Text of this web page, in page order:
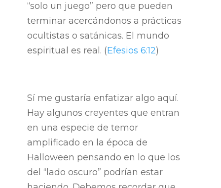
“solo un juego” pero que pueden
terminar acercándonos a prácticas
ocultistas o satánicas. El mundo
espiritual es real. (Efesios 6:12)
Sí me gustaría enfatizar algo aquí.
Hay algunos creyentes que entran
en una especie de temor
amplificado en la época de
Halloween pensando en lo que los
del “lado oscuro” podrían estar